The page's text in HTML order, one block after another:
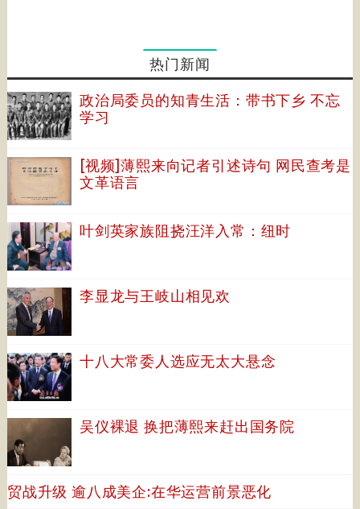
热门新闻
政治局委员的知青生活：带书下乡 不忘
学习
[视频]薄熙来向记者引述诗句 网民查考是
文革语言
叶剑英家族阻挠汪洋入常：纽时
李显龙与王岐山相见欢
十八大常委人选应无太大悬念
吴仪裸退 换把薄熙来赶出国务院
贸战升级 逾八成美企:在华运营前景恶化